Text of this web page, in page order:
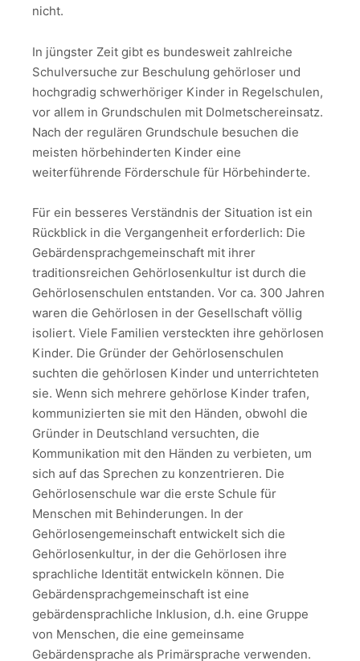
nicht.
In jüngster Zeit gibt es bundesweit zahlreiche
Schulversuche zur Beschulung gehörloser und
hochgradig schwerhöriger Kinder in Regelschulen,
vor allem in Grundschulen mit Dolmetschereinsatz.
Nach der regulären Grundschule besuchen die
meisten hörbehinderten Kinder eine
weiterführende Förderschule für Hörbehinderte.
Für ein besseres Verständnis der Situation ist ein
Rückblick in die Vergangenheit erforderlich: Die
Gebärdensprachgemeinschaft mit ihrer
traditionsreichen Gehörlosenkultur ist durch die
Gehörlosenschulen entstanden. Vor ca. 300 Jahren
waren die Gehörlosen in der Gesellschaft völlig
isoliert. Viele Familien versteckten ihre gehörlosen
Kinder. Die Gründer der Gehörlosenschulen
suchten die gehörlosen Kinder und unterrichteten
sie. Wenn sich mehrere gehörlose Kinder trafen,
kommunizierten sie mit den Händen, obwohl die
Gründer in Deutschland versuchten, die
Kommunikation mit den Händen zu verbieten, um
sich auf das Sprechen zu konzentrieren. Die
Gehörlosenschule war die erste Schule für
Menschen mit Behinderungen. In der
Gehörlosengemeinschaft entwickelt sich die
Gehörlosenkultur, in der die Gehörlosen ihre
sprachliche Identität entwickeln können. Die
Gebärdensprachgemeinschaft ist eine
gebärdensprachliche Inklusion, d.h. eine Gruppe
von Menschen, die eine gemeinsame
Gebärdensprache als Primärsprache verwenden.